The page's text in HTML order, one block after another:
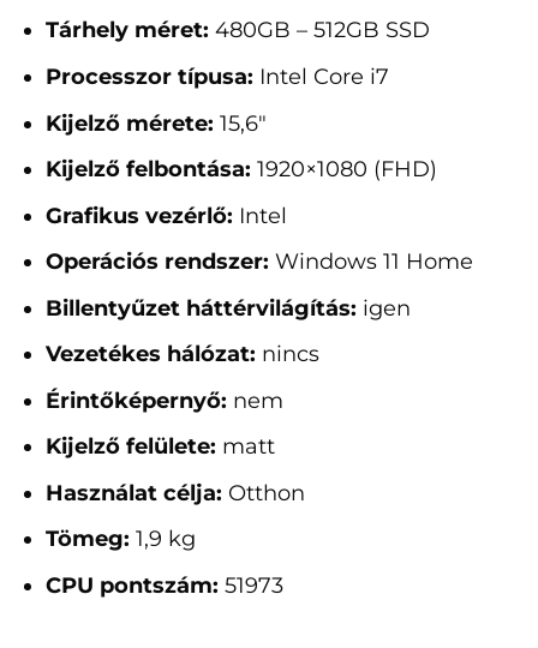
Tárhely méret: 480GB – 512GB SSD
Processzor típusa: Intel Core i7
Kijelző mérete: 15,6"
Kijelző felbontása: 1920×1080 (FHD)
Grafikus vezérlő: Intel
Operációs rendszer: Windows 11 Home
Billentyűzet háttérvilágítás: igen
Vezetékes hálózat: nincs
Érintőképernyő: nem
Kijelző felülete: matt
Használat célja: Otthon
Tömeg: 1,9 kg
CPU pontszám: 51973